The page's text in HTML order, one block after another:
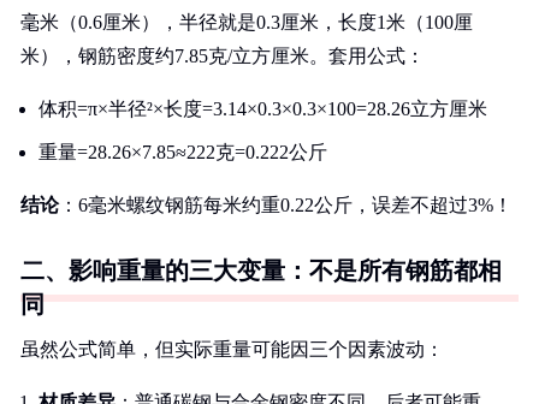
毫米（0.6厘米），半径就是0.3厘米，长度1米（100厘
米），钢筋密度约7.85克/立方厘米。套用公式：
体积=π×半径²×长度=3.14×0.3×0.3×100=28.26立方厘米
重量=28.26×7.85≈222克=0.222公斤
结论：6毫米螺纹钢筋每米约重0.22公斤，误差不超过3%！
二、影响重量的三大变量：不是所有钢筋都相
同
虽然公式简单，但实际重量可能因三个因素波动：